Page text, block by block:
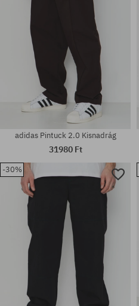
Elérhető méretek:
adidas Pintuck 2.0 Kisnadrág
31980 Ft
-30%